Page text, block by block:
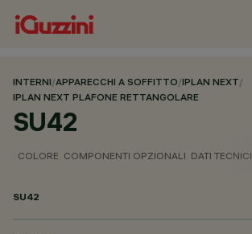
INTERNI/APPARECCHI A SOFFITTO/IPLAN NEXT/
IPLAN NEXT PLAFONE RETTANGOLARE
SU42
COLORE COMPONENTI OPZIONALI DATI TECNICI
SU42